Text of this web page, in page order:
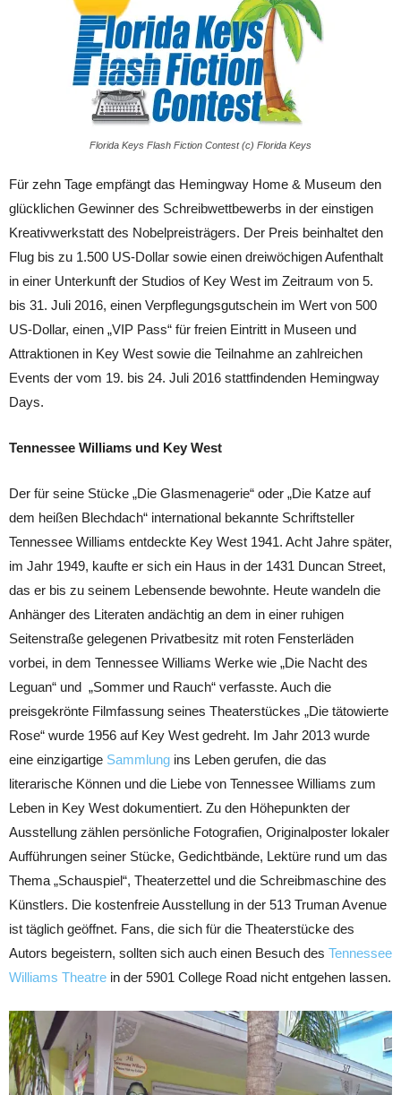
Florida Keys Flash Fiction Contest (c) Florida Keys
Für zehn Tage empfängt das Hemingway Home & Museum den
glücklichen Gewinner des Schreibwettbewerbs in der einstigen
Kreativwerkstatt des Nobelpreisträgers. Der Preis beinhaltet den
Flug bis zu 1.500 US-Dollar sowie einen dreiwöchigen Aufenthalt
in einer Unterkunft der Studios of Key West im Zeitraum von 5.
bis 31. Juli 2016, einen Verpflegungsgutschein im Wert von 500
US-Dollar, einen „VIP Pass“ für freien Eintritt in Museen und
Attraktionen in Key West sowie die Teilnahme an zahlreichen
Events der vom 19. bis 24. Juli 2016 stattfindenden Hemingway
Days.
Tennessee Williams und Key West
Der für seine Stücke „Die Glasmenagerie“ oder „Die Katze auf
dem heißen Blechdach“ international bekannte Schriftsteller
Tennessee Williams entdeckte Key West 1941. Acht Jahre später,
im Jahr 1949, kaufte er sich ein Haus in der 1431 Duncan Street,
das er bis zu seinem Lebensende bewohnte. Heute wandeln die
Anhänger des Literaten andächtig an dem in einer ruhigen
Seitenstraße gelegenen Privatbesitz mit roten Fensterläden
vorbei, in dem Tennessee Williams Werke wie „Die Nacht des
Leguan“ und „Sommer und Rauch“ verfasste. Auch die
preisgekrönte Filmfassung seines Theaterstückes „Die tätowierte
Rose“ wurde 1956 auf Key West gedreht. Im Jahr 2013 wurde
eine einzigartige Sammlung ins Leben gerufen, die das
literarische Können und die Liebe von Tennessee Williams zum
Leben in Key West dokumentiert. Zu den Höhepunkten der
Ausstellung zählen persönliche Fotografien, Originalposter lokaler
Aufführungen seiner Stücke, Gedichtbände, Lektüre rund um das
Thema „Schauspiel“, Theaterzettel und die Schreibmaschine des
Künstlers. Die kostenfreie Ausstellung in der 513 Truman Avenue
ist täglich geöffnet. Fans, die sich für die Theaterstücke des
Autors begeistern, sollten sich auch einen Besuch des Tennessee
Williams Theatre in der 5901 College Road nicht entgehen lassen.